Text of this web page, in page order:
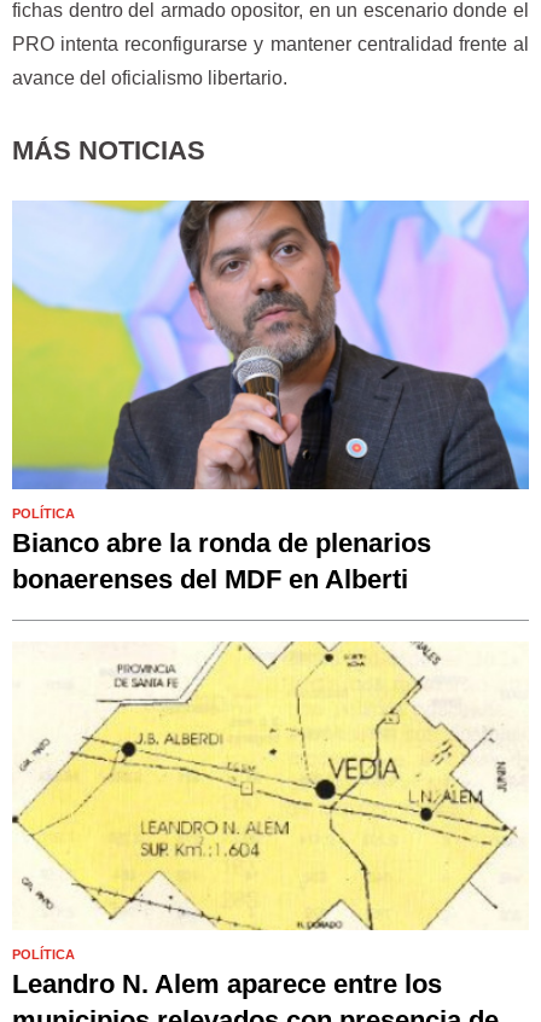
fichas dentro del armado opositor, en un escenario donde el
PRO intenta reconfigurarse y mantener centralidad frente al
avance del oficialismo libertario.
MÁS NOTICIAS
POLÍTICA
Bianco abre la ronda de plenarios
bonaerenses del MDF en Alberti
POLÍTICA
Leandro N. Alem aparece entre los